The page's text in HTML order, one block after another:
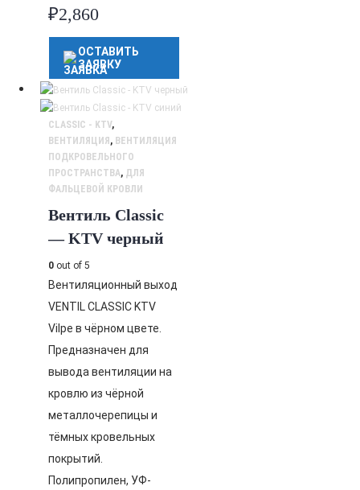
₽2,860
ОСТАВИТЬ
ЗАЯВКУ
CLASSIC - KTV,
ВЕНТИЛЯЦИЯ , ВЕНТИЛЯЦИЯ
ПОДКРОВЕЛЬНОГО
ПРОСТРАНСТВА, ДЛЯ
ФАЛЬЦЕВОЙ КРОВЛИ
Вентиль Classic
— KTV черный
0 out of 5
Вентиляционный выход
VENTIL CLASSIC KTV
Vilpe в чёрном цвете.
Предназначен для
вывода вентиляции на
кровлю из чёрной
металлочерепицы и
тёмных кровельных
покрытий.
Полипропилен, УФ-